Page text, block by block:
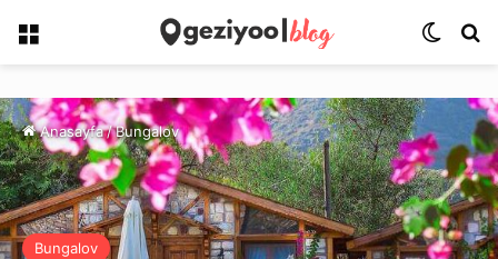
Menü Dış
Anasayfa/Bungalov
Bungalov